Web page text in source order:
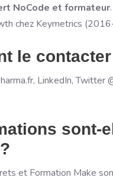
NoCode et formateur
chez Keymetrics
le
LinkedIn, Twitter
sont-
et Formation Make